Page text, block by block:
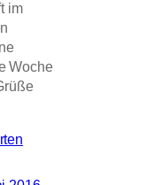
im
Woche